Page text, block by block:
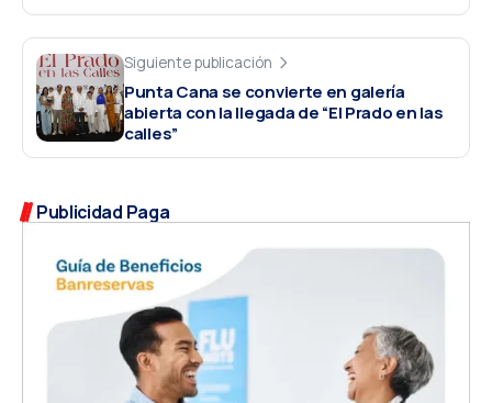
Siguiente publicación
Punta Cana se convierte en galería
abierta con la llegada de “El Prado en las
calles”
Publicidad Paga